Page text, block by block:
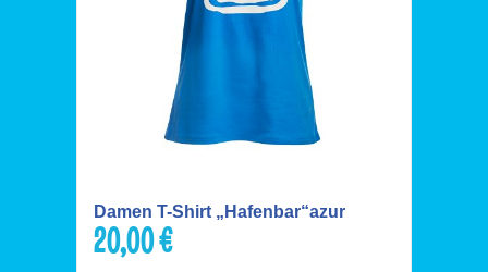
Damen T-Shirt „Hafenbar“azur
20,00€